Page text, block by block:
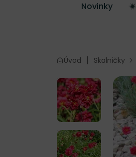
Novinky
Úvod Skalničky